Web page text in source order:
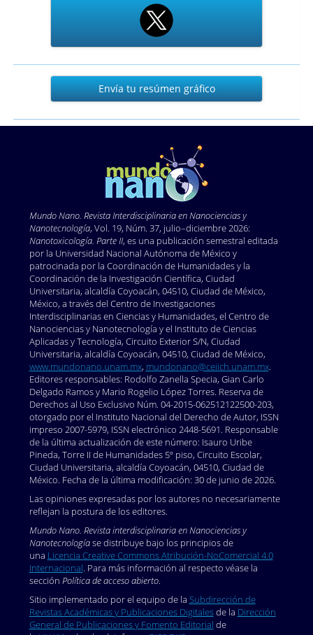
Envía
resúmen
gráfico
Envía tu resúmen gráfico
Mundo Nano. Revista Interdisciplinaria en Nanociencias y
Nanotecnología, Vol. 19, Núm. 37, julio–diciembre 2026:
Nanotoxicología. Parte II, es una publicación semestral editada
por la Universidad Nacional Autónoma de México y
patrocinada por la Coordinación de Humanidades y la
Coordinación de la Investigación Científica, Ciudad
Universitaria, alcaldía Coyoacán, 04510, Ciudad de México,
México, a través del Centro de Investigaciones
Interdisciplinarias en Ciencias y Humanidades, el Centro de
Nanociencias y Nanotecnología y el Instituto de Ciencias
Aplicadas y Tecnología, Circuito Exterior S/N, Ciudad
Universitaria, alcaldía Coyoacán, 04510, Ciudad de México,
www.mundonano.unam.mx, mundonano@ceiich.unam.mx.
Editores responsables: Rodolfo Zanella Specia, Gian Carlo
Delgado Ramos y Mario Rogelio López Torres. Reserva de
Derechos al Uso Exclusivo Núm. 04-2015-062512122500-203,
otorgado por el Instituto Nacional del Derecho de Autor, ISSN
impreso 2007-5979, ISSN electrónico 2448-5691. Responsable
de la última actualización de este número: Isauro Uribe
Pineda, Torre II de Humanidades 5º piso, Circuito Escolar,
Ciudad Universitaria, alcaldía Coyoacán, 04510, Ciudad de
México. Fecha de la última modificación: 30 de junio de 2026.
Las opiniones expresadas por los autores no necesariamente
reflejan la postura de los editores.
Mundo Nano. Revista interdisciplinaria en Nanociencias y
Nanotecnologíase distribuye bajo los principios de
una Licencia Creative Commons Atribución-NoComercial 4.0
Internacional. Para más información al respecto véase la
sección Política de acceso abierto.
Sitio implementado por el equipo de la Subdirección de
Revistas Académicas y Publicaciones Digitalesde la Dirección
General de Publicaciones y Fomento Editorial de